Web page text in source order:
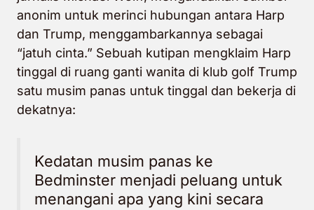
anonim untuk merinci hubungan antara Harp
dan Trump, menggambarkannya sebagai
“jatuh cinta.” Sebuah kutipan mengklaim Harp
tinggal di ruang ganti wanita di klub golf Trump
satu musim panas untuk tinggal dan bekerja di
dekatnya:
Kedatan musim panas ke
Bedminster menjadi peluang untuk
menangani apa yang kini secara